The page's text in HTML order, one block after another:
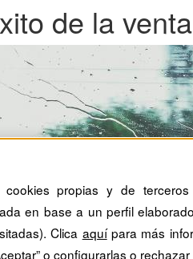
de la
cookies propias y de
en base a un perfil
Clica aquípara más
o configurarlas o